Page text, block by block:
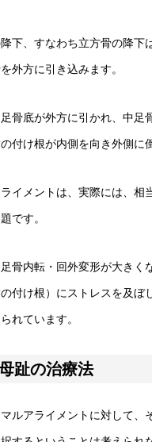
下、すなわち立方骨の降下
外方に引き込みます。
骨底が外方に引かれ、中足
付け根が内側を向き外側に
イメントは、実際には、相
です。
骨内転・回外変形が大きく
付け根）にストレスを及ぼ
れています。
趾の治療法
マルアライメントに対して、